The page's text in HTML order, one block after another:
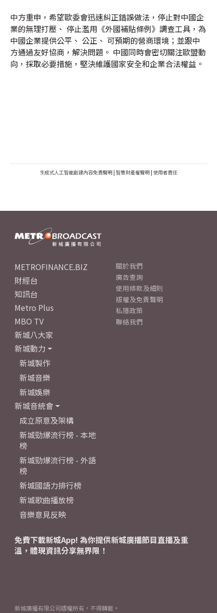
中方重申，希望歐委會迅速糾正錯誤做法，停止對中國企
業的無理打壓、 停止濫用《外國補貼條例》調查工具，為
中國企業提供公平、 公正、 可預期的營商環境；並跟中
方通過友好協商，解決問題。 中國同時會密切關注歐盟動
向，採取必要措施，堅決維護國家安全和企業合法權益。
生成式人工智能創建內容免責聲明 | 智慧財產權聲明 | 使用者責任
METROFINANCE.BIZ
財經台
知訊台
Metro Plus
MBO TV
新城八大家
新城動力
新城製作
新城音樂
新城娛樂
新城音統會
成立原意及架構
新城勁爆流行榜 - 本地
榜
新城勁爆流行榜 - 外語
榜
新城國語力排行榜
新城歌曲播放榜
音樂意見反映
關於我們
廣告查詢
使用條款及細則
版權及免責聲明
私隱政策
聯絡我們
免費下載新城App! 為你提供新城廣播節目直播及重
溫，體現資訊分享無界限！
新城廣播有限公司版權所有，不得轉載。